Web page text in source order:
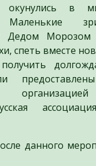
окунулись в
Маленькие
Дедом Морозом
спеть вместе
данного